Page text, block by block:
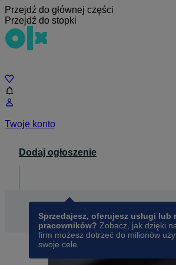
Przejdź do głównej części
Przejdź do stopki
Twoje konto
Dodaj ogłoszenie
Sprzedajesz, oferujesz usługi lub
pracowników? Zobacz, jak dzięki
firm możesz dotrzeć do milionów
swoje cele.